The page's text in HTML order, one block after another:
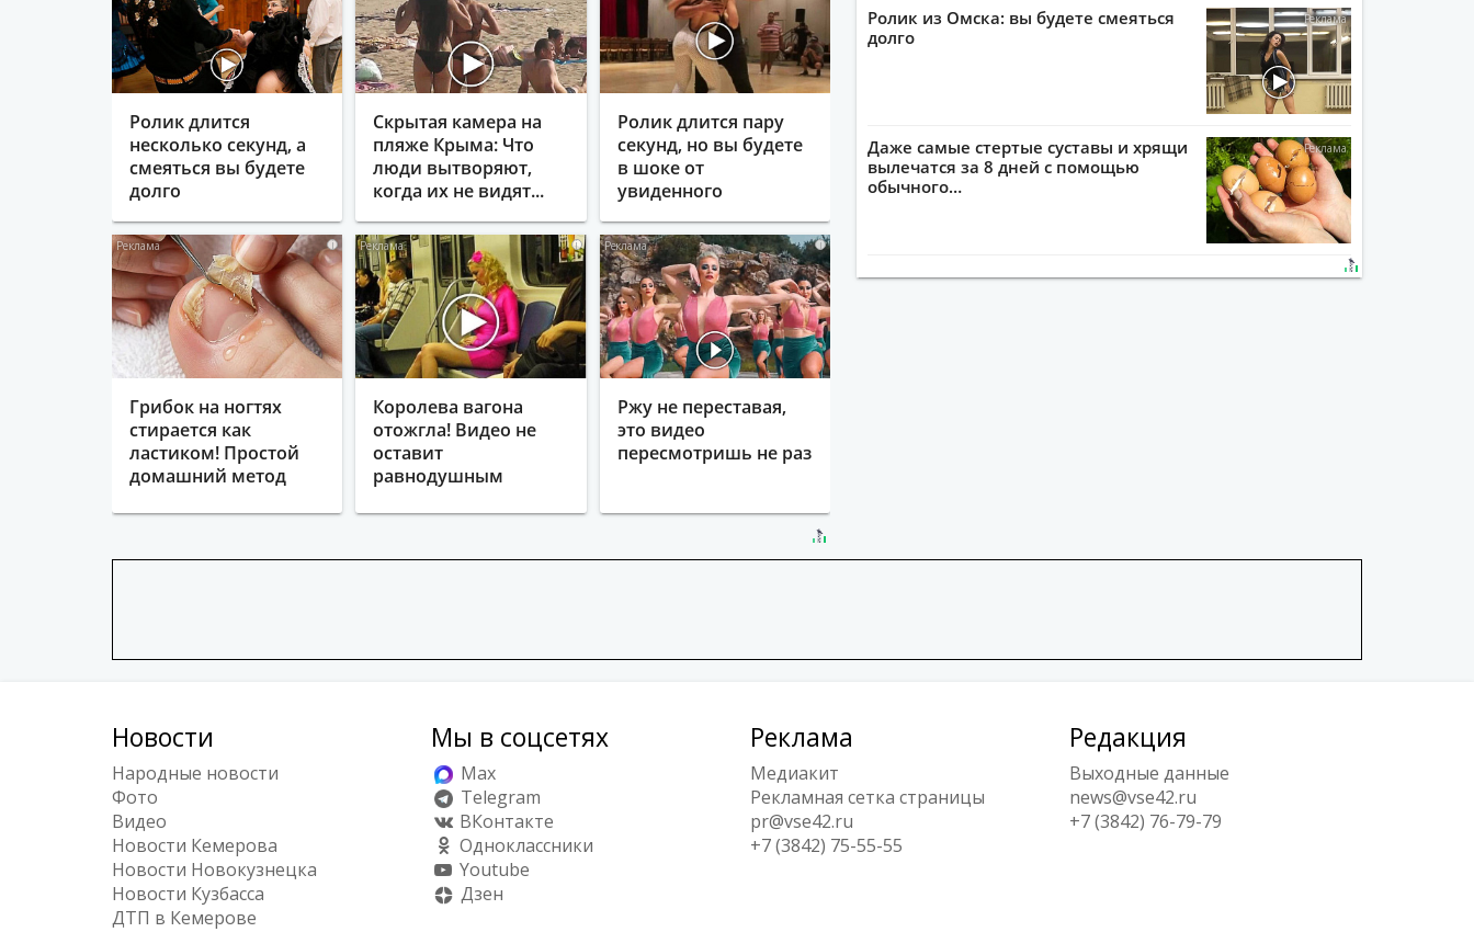
Ролик длится
несколько секунд, а
смеяться вы будете
долго
Скрытая камера на
пляже Крыма: Что
люди вытворяют,
когда их не видят...
Ролик длится пару
секунд, но вы будете
в шоке от
увиденного
i
Грибок на ногтях
стирается как
ластиком! Простой
домашний метод
i
Королева вагона
отожгла! Видео не
оставит
равнодушным
i
Ржу не переставая,
это видео
пересмотришь не раз
Ролик из Омска: вы будете смеяться
долго
Даже самые стертые суставы и хрящи
вылечатся за 8 дней с помощью
обычного…
Новости
Народные новости
Фото
Видео
Новости Кемерова
Новости Новокузнецка
Новости Кузбасса
ДТП в Кемерове
Мы в соцсетях
Max
Telegram
ВКонтакте
Одноклассники
Youtube
Дзен
Реклама
Медиакит
Рекламная сетка страницы
pr@vse42.ru
+7 (3842) 75-55-55
Редакция
Выходные данные
news@vse42.ru
+7 (3842) 76-79-79